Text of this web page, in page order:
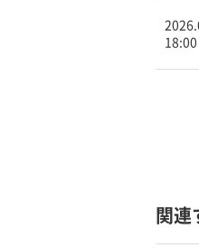
18:00
関連